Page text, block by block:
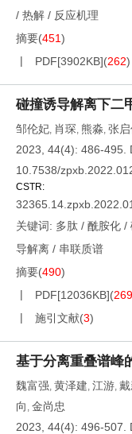
/ 热解 / 反应机理
摘要(451)
PDF[3902KB](262)
碰撞诱导解离下二
邹伦妃, 肖琛, 熊淼, 张
2023, 44(4): 486-495.
10.7538/
CSTR:
关键词: 多肽 / 酰胺化 /
导解离 / 串联质谱
摘要(490)
PDF[12036KB](269
施引文献(3)
基于分离重叠谱峰
魏富强, 黄泽建, 江游,
向 , 金尚忠
2023, 44(4): 496-507.